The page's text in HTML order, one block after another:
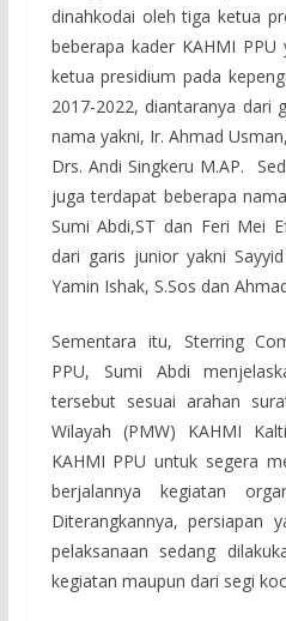
dinahkodai oleh tiga ketua
beberapa kader KAHMI
ketua presidium pada
2017-2022, diantaranya dari
nama yakni, Ir. Ahmad
Drs. Andi Singkeru M.AP.
juga terdapat beberapa
Sumi Abdi,ST dan Feri Mei
dari garis junior yakni
Yamin Ishak, S.Sos dan
Sementara itu, Sterring
PPU, Sumi Abdi
tersebut sesuai arahan
Wilayah (PMW) KAHMI
KAHMI PPU untuk segera
berjalannya kegiatan
Diterangkannya, persiapan
pelaksanaan sedang
kegiatan maupun dari segi